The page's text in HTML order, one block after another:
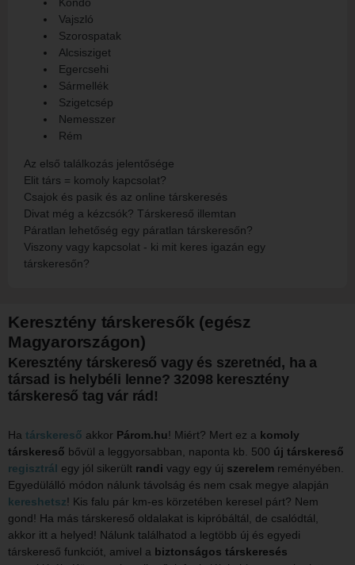
Vajszló
Szorospatak
Alcsisziget
Egercsehi
Sármellék
Szigetcsép
Nemesszer
Rém
Az első találkozás jelentősége
Elit társ = komoly kapcsolat?
Csajok és pasik és az online társkeresés
Divat még a kézcsók? Társkereső illemtan
Páratlan lehetőség egy páratlan társkeresőn?
Viszony vagy kapcsolat - ki mit keres igazán egy
társkeresőn?
Keresztény társkeresők (egész
Magyarországon)
Keresztény társkereső vagy és szeretnéd, ha a
társad is helybéli lenne? 32098 keresztény
társkereső tag vár rád!
Ha társkereső akkor Párom.hu! Miért? Mert ez a komoly
társkereső bővül a leggyorsabban, naponta kb. 500 új társkereső
regisztrál egy jól sikerült randi vagy egy új szerelem reményében.
Egyedülálló módon nálunk távolság és nem csak megye alapján
kereshetsz! Kis falu pár km-es körzetében keresel párt? Nem
gond! Ha más társkereső oldalakat is kipróbáltál, de csalódtál,
akkor itt a helyed! Nálunk találhatod a legtöbb új és egyedi
társkereső funkciót, amivel a biztonságos társkeresés